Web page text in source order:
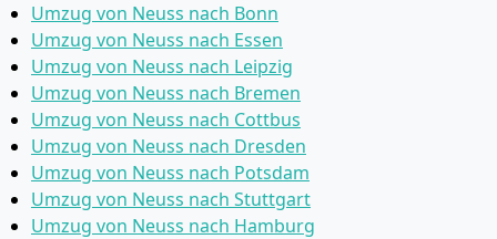
Umzug von Neuss nach Bonn
Umzug von Neuss nach Essen
Umzug von Neuss nach Leipzig
Umzug von Neuss nach Bremen
Umzug von Neuss nach Cottbus
Umzug von Neuss nach Dresden
Umzug von Neuss nach Potsdam
Umzug von Neuss nach Stuttgart
Umzug von Neuss nach Hamburg